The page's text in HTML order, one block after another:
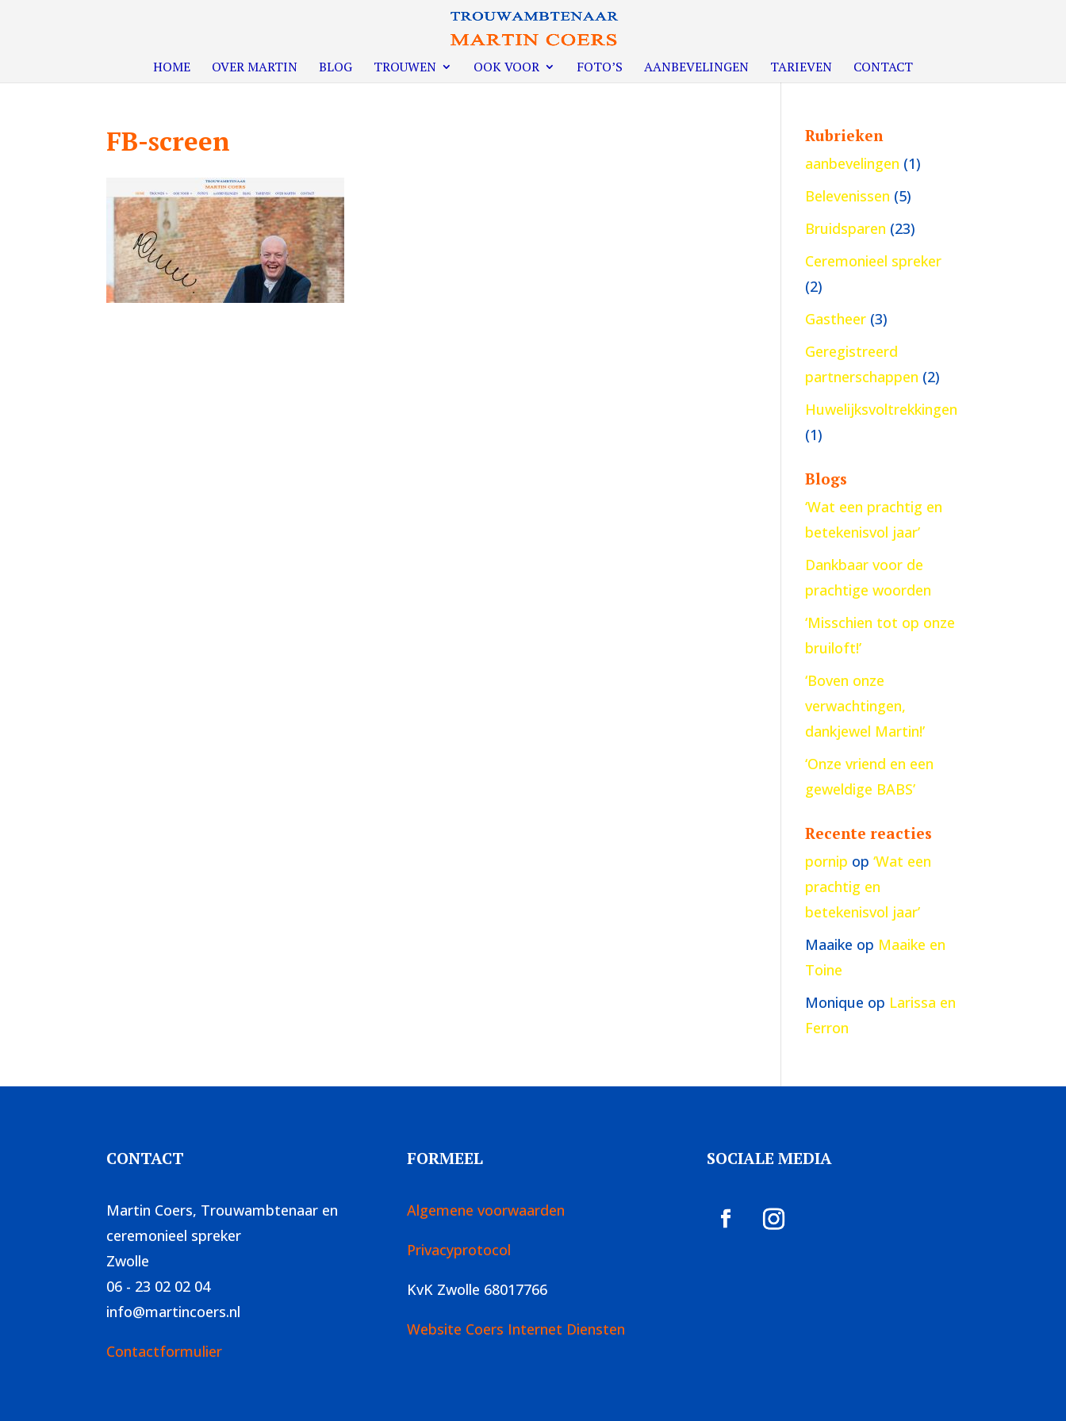
HOME OVER MARTIN BLOG TROUWEN OOK VOOR FOTO’S AANBEVELINGEN TARIEVEN CONTACT
FB-screen Rubrieken
aanbevelingen (1)
Belevenissen (5)
Bruidsparen (23)
Ceremonieel spreker
(2)
Gastheer (3)
Geregistreerd
partnerschappen (2)
Huwelijksvoltrekkingen
(1)
Blogs
‘Wat een prachtig en
betekenisvol jaar’
Dankbaar voor de
prachtige woorden
‘Misschien tot op onze
bruiloft!’
‘Boven onze
verwachtingen,
dankjewel Martin!’
‘Onze vriend en een
geweldige BABS’
Recente reacties
pornip op‘Wat een
prachtig en
betekenisvol jaar’
Maaike op Maaike en
Toine
Monique op Larissa en
Ferron
CONTACT
Martin Coers, Trouwambtenaar en
ceremonieel spreker
Zwolle
06 - 23 02 02 04
info@martincoers.nl
Contactformulier
FORMEEL
Algemene voorwaarden
Privacyprotocol
KvK Zwolle 68017766
Website Coers Internet Diensten
SOCIALE MEDIA